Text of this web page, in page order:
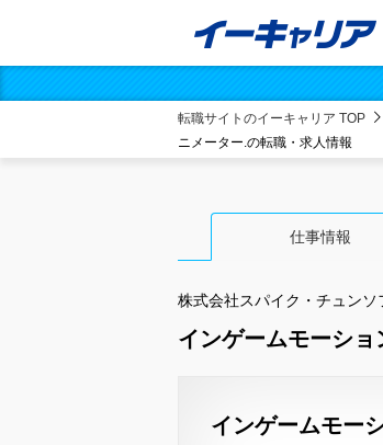
転職サイトのイーキャリア TOP
ニメーター.の転職・求人情報
仕事情報
株式会社スパイク・チュンソ
インゲームモーシ
インゲームモー